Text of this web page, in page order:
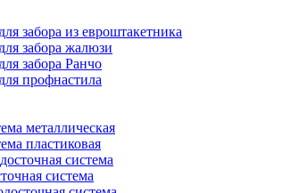
забора из евроштакетника
забора жалюзи
забора Ранчо
профнастила
металлическая
пластиковая
система
система